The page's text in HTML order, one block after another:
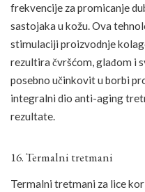
frekvencije za promicanje
sastojaka u kožu. Ova
stimulaciji proizvodnje
rezultira čvršćom, glađom i
posebno učinkovit u borbi
integralni dio anti-aging
rezultate.
16. Termalni tretmani
Termalni tretmani za lice